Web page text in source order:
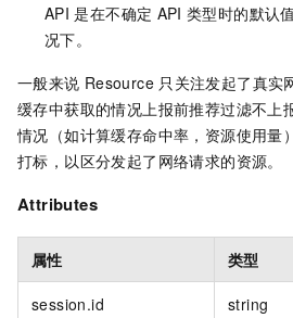
API 是在不确定 API 类型时的默认
况下。
一般来说 Resource 只关注发起了真实
缓存中获取的情况上报前推荐过滤不上
情况（如计算缓存命中率，资源使用量
打标，以区分发起了网络请求的资源。
Attributes
属性 类型
session.id string